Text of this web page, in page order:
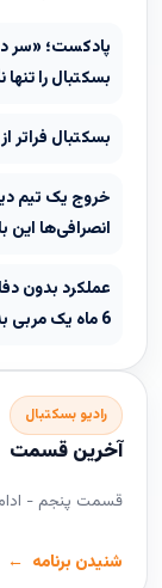
پادکست؛ «سر
بسکتبال را
بسکتبال فراتر از مرزها؛
خروج یک تیم
انصرافی‌ها این
عملکرد بدون
6 ماه یک مربی به اسم «کمک به پایه‌ها» تغییر می‌کند؟
رادیو بسکتبال
آخرین قسمت
قسمت پنجم -
شنیدن برنامه